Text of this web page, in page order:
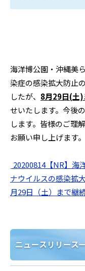
海洋博公園・沖縄美
染症の感染拡大防止
したが、 8月29日(土)
せいたします。今後
します。皆様のご理
お願い申し上げます。
20200814【NR】海
ナウイルスの感染拡
月29日（土）まで継
ニュースリリース